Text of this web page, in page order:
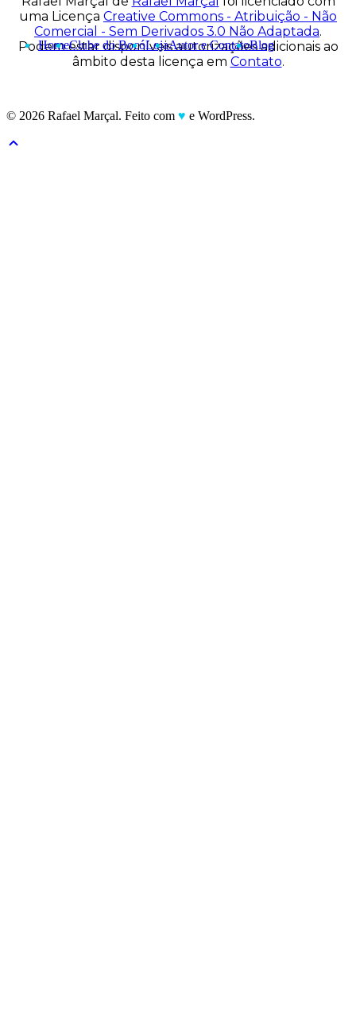
uma Licença Creative Commons - Atribuição - Não
Comercial - Sem Derivados 3.0 Não Adaptada.
Podem estar disponíveis autorizações adicionais ao
âmbito desta licença em Contato.
HomeClube do BocóLojaAutor e ContatoBlog
© 2026 Rafael Marçal. Feito com ♥ e WordPress.